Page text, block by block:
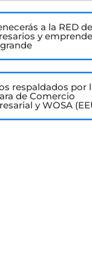
a la RED de
y
respaldados por
de Comercio
y WOSA